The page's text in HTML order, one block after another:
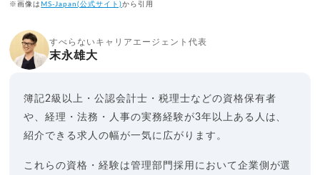
※画像は MS-Japan(公式サイト)から引用
すべらないキャリアエージェント代表
末永雄大
簿記2級以上・公認会計士・税理士などの資格保有者
や、経理・法務・人事の実務経験が3年以上ある人は、
紹介できる求人の幅が一気に広がります。
これらの資格・経験は管理部門採用において企業側が選